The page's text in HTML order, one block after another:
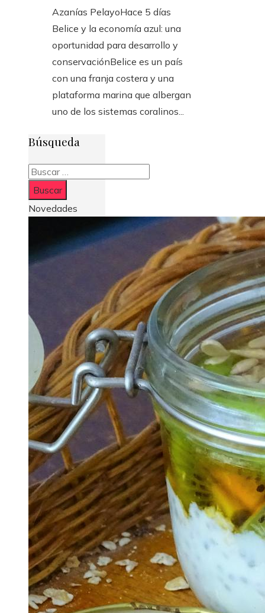
Azanías PelayoHace 5 días
Belice y la economía azul: una
oportunidad para desarrollo y
conservaciónBelice es un país
con una franja costera y una
plataforma marina que albergan
uno de los sistemas coralinos...
Búsqueda
Buscar:
Novedades